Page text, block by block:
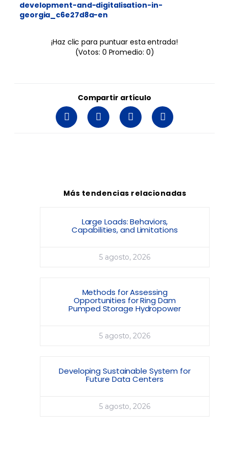
development-and-digitalisation-in-
georgia_c6e27d8a-en
¡Haz clic para puntuar esta entrada!
(Votos: 0 Promedio: 0)
Compartir artículo
Más tendencias relacionadas
Large Loads: Behaviors,
Capabilities, and Limitations
5 agosto, 2026
Methods for Assessing
Opportunities for Ring Dam
Pumped Storage Hydropower
5 agosto, 2026
Developing Sustainable System for
Future Data Centers
5 agosto, 2026